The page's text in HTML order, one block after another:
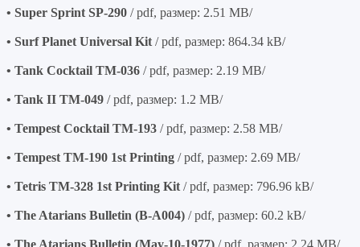
• Super Sprint SP-290 / pdf, размер: 2.51 MB/
• Surf Planet Universal Kit/ pdf, размер: 864.34 kB/
• Tank Cocktail TM-036 / pdf, размер: 2.19 MB/
• Tank II TM-049 / pdf, размер: 1.2 MB/
• Tempest Cocktail TM-193 / pdf, размер: 2.58 MB/
• Tempest TM-190 1st Printing / pdf, размер: 2.69 MB/
• Tetris TM-328 1st Printing Kit/ pdf, размер: 796.96 kB/
• The Atarians Bulletin (B-A004) / pdf, размер: 60.2 kB/